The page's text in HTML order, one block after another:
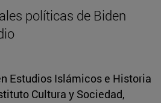
políticas de Biden
Estudios Islámicos e Historia
Cultura y Sociedad,